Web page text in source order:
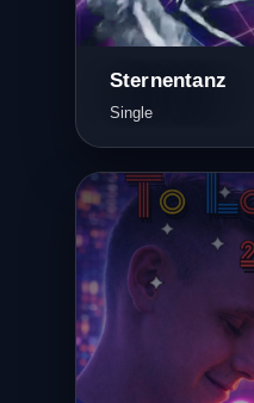
Sternentanz
Single